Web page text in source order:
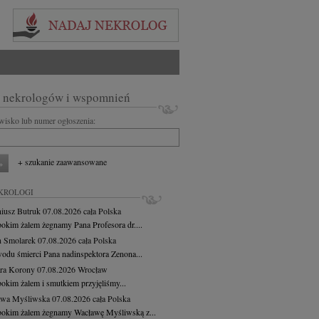
nekrologów i wspomnień
lub numer ogłoszenia:
+ szukanie zaawansowane
Butruk 07.08.2026cała Polska
żalem żegnamy Pana Profesora dr....
Smolarek 07.08.2026cała Polska
śmierci Pana nadinspektora Zenona...
Korony07.08.2026Wrocław
żalem i smutkiem przyjęliśmy...
Myśliwska07.08.2026cała Polska
żalem żegnamy Wacławę Myśliwską z...